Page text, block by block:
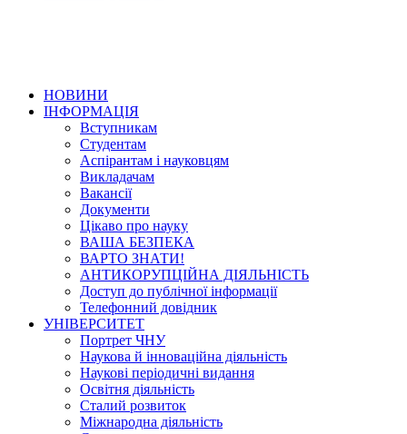
НОВИНИ
ІНФОРМАЦІЯ
Вступникам
Студентам
Аспірантам і науковцям
Викладачам
Вакансії
Документи
Цікаво про науку
ВАША БЕЗПЕКА
ВАРТО ЗНАТИ!
АНТИКОРУПЦІЙНА ДІЯЛЬНІСТЬ
Доступ до публічної інформації
Телефонний довідник
УНІВЕРСИТЕТ
Портрет ЧНУ
Наукова й інноваційна діяльність
Наукові періодичні видання
Освітня діяльність
Сталий розвиток
Міжнародна діяльність